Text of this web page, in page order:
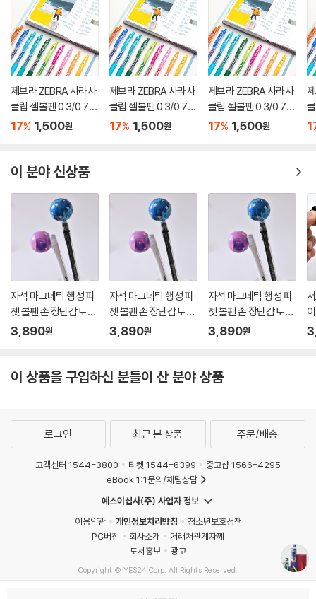
제브라 ZEBRA 사라사
클립 젤볼펜 0.3/0.7m
m
17% 1,500원
제브라 ZEBRA 사라사
클립 젤볼펜 0.3/0.7m
m
17% 1,500원
제브라 ZEBRA 사라사
클립 젤볼펜 0.3/0.7m
m
17% 1,500원
m
이 분야 신상품
자석 마그네틱 행성 피
젯 볼펜 손 장난감 토이
피젯펜 스트레스해소
3,890원
자석 마그네틱 행성 피
젯 볼펜 손 장난감 토이
피젯펜 스트레스해소
3,890원
자석 마그네틱 행성 피
젯 볼펜 손 장난감 토이
피젯펜 스트레스해소
3,890원
이 상품을 구입하신 분들이 산 분야 상품
로그인 최근 본 상품 주문/배송
고객센터 1544-3800 티켓 1544-6399
중고샵 1566-4295
eBook 1:1문의/채팅상담
예스이십사(주) 사업자 정보
이용약관
개인정보처리방침
청소년보호정책
PC버전
회사소개
거래처관계자께
도서홍보
광고
Copyright © YES24 Corp. All Rights Reserved.